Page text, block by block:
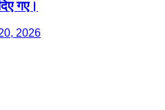
गए।
2026